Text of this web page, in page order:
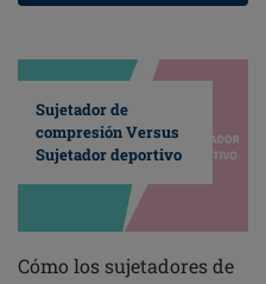
Sujetador de
compresión Versus
Sujetador deportivo
Cómo los sujetadores de